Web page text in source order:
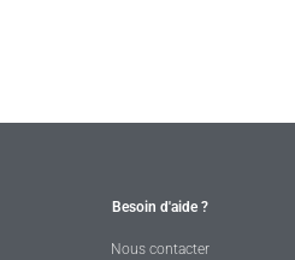
Besoin d'aide ?
Nous contacter